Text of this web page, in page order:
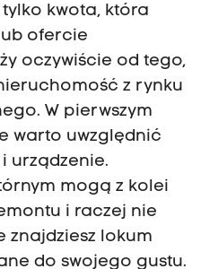
kwota, która
ofercie
oczywiście od tego,
z rynku
W pierwszym
warto uwzględnić
urządzenie.
mogą z kolei
i raczej nie
znajdziesz lokum
do swojego gustu.